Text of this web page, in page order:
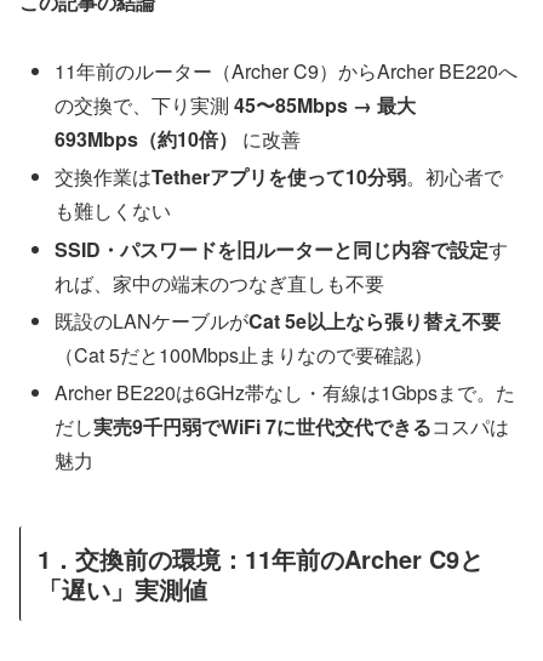
11年前のルーター（Archer C9）からArcher BE220へ
の交換で、下り実測45〜85Mbps → 最大
693Mbps（約10倍）
に改善
交換作業はTetherアプリを使って10分弱。初心者で
も難しくない
SSID・パスワードを旧ルーターと同じ内容で設定す
れば、家中の端末のつなぎ直しも不要
既設のLANケーブルがCat 5e以上なら張り替え不要
（Cat 5だと100Mbps止まりなので要確認）
Archer BE220は6GHz帯なし・有線は1Gbpsまで。た
だし実売9千円弱でWiFi 7に世代交代できるコスパは
魅力
1．交換前の環境：11年前のArcher C9と
「遅い」実測値